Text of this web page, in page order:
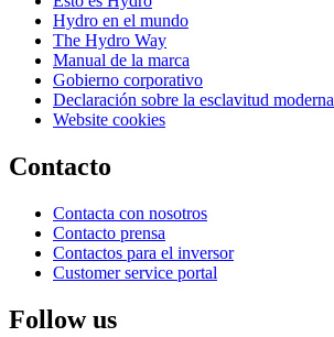
Hydro en el mundo
The Hydro Way
Manual de la marca
Gobierno corporativo
Declaración sobre la esclavitud moderna
Website cookies
Contacto
Contacta con nosotros
Contacto prensa
Contactos para el inversor
Customer service portal
Follow us